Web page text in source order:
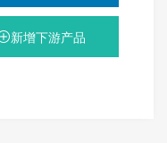
新增下游产品